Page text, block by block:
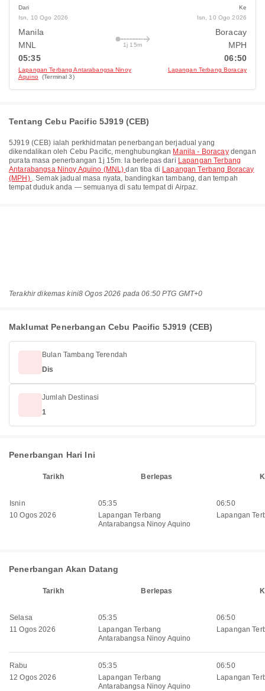
Dari
Isn, 10 Ogo 2026
Manila
MNL
05:35
Lapangan Terbang Antarabangsa Ninoy
Aquino (Terminal 3)
1j 15m
Ke
Isn, 10 Ogo 2026
Boracay
MPH
06:50
Lapangan Terbang Boracay
Tentang Cebu Pacific 5J919 (CEB)
5J919 (CEB) ialah perkhidmatan penerbangan berjadual yang
dikendalikan oleh Cebu Pacific, menghubungkan Manila - Boracaydengan
purata masa penerbangan 1j 15m. Ia berlepas dari Lapangan Terbang
Antarabangsa Ninoy Aquino (MNL)dan tiba di Lapangan Terbang Boracay
(MPH) . Semak jadual masa nyata, bandingkan tambang, dan tempah
tempat duduk anda — semuanya di satu tempat di Airpaz.
Terakhir dikemas kini8 Ogos 2026 pada 06:50 PTG GMT+0
Maklumat Penerbangan Cebu Pacific 5J919 (CEB)
Bulan Tambang Terendah
Dis
Jumlah Destinasi
1
Penerbangan Hari Ini
Tarikh Berlepas
Isnin
10 Ogos 2026
05:35
Lapangan Terbang
Antarabangsa Ninoy Aquino
06:50
Lapangan
Penerbangan Akan Datang
Tarikh Berlepas
Selasa
11 Ogos 2026
05:35
Lapangan Terbang
Antarabangsa Ninoy Aquino
06:50
Lapangan
Rabu
12 Ogos 2026
05:35
Lapangan Terbang
Antarabangsa Ninoy Aquino
06:50
Lapangan